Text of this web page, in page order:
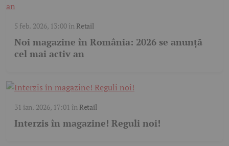
5 feb. 2026, 13:00în Retail
Noi magazine în România: 2026 se anunță
cel mai activ an
31 ian. 2026, 17:01 în Retail
Interzis în magazine! Reguli noi!